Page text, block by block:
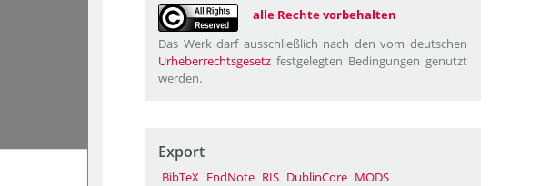
alle Rechte vorbehalten
Das Werk darf ausschließlich nach den vom deutschen
Urheberrechtsgesetz festgelegten Bedingungen genutzt
werden.
Export
BibTeX EndNote RIS DublinCore MODS